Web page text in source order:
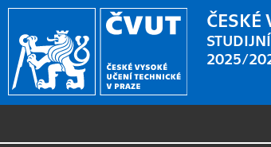
ČESKÉ
2025/